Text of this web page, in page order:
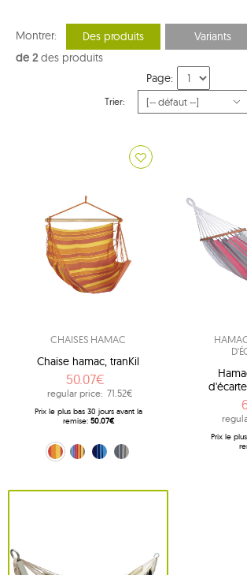
Montrer: Des produits Variants
de 2 des produits
Page:
Trier:
CHAISES HAMAC
Chaise hamac, tranKil
50.07€
regular price: 71.52€
Prix ​​le plus bas 30 jours avant la
remise: 50.07€
sunny (17223)
Multicolore (17229)
niebiesko-granatowy (17230)
Gris anthracite (17231)
Prix ​​le